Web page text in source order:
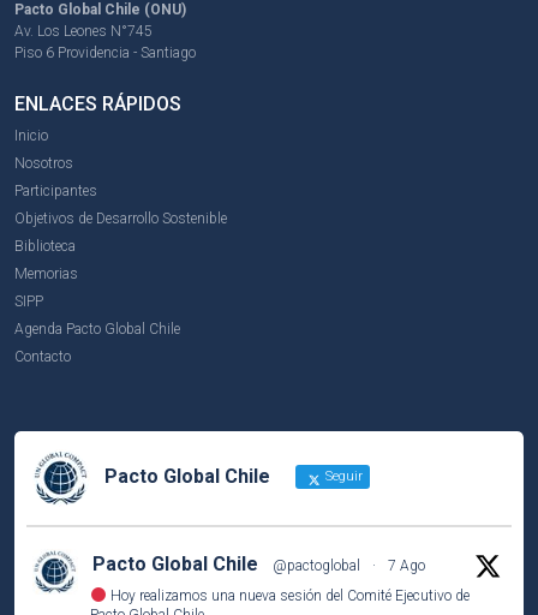
Pacto Global Chile (ONU)
Av. Los Leones N°745
Piso 6 Providencia - Santiago
ENLACES RÁPIDOS
Inicio
Nosotros
Participantes
Objetivos de Desarrollo Sostenible
Biblioteca
Memorias
SIPP
Agenda Pacto Global Chile
Contacto
Pacto Global Chile Seguir
Pacto Global Chile @pactoglobal ·
7 Ago
Hoy realizamos una nueva sesión del Comité Ejecutivo de